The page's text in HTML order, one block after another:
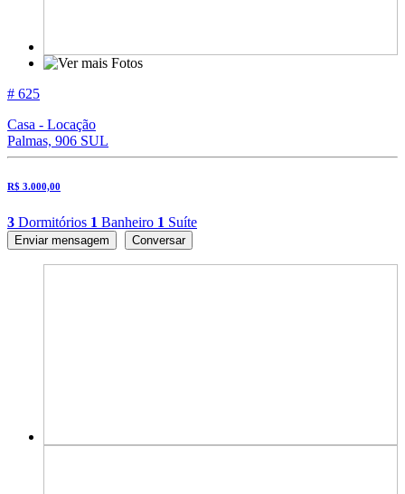
# 625
Casa - Locação
Palmas, 906 SUL
R$ 3.000,00
3 Dormitórios 1 Banheiro 1 Suíte
Enviar mensagem Conversar